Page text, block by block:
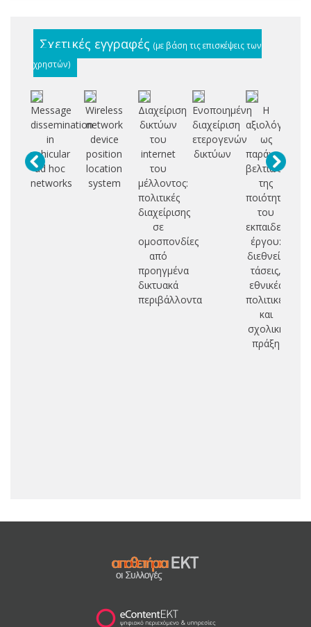
Σχετικές εγγραφές (με βάση τις επισκέψεις των
χρηστών)
Message
dissemination
in
vehicular
ad hoc
networks
Wireless
network
device
position
location
system
Διαχείριση
δικτύων
του
internet
του
μέλλοντος:
πολιτικές
διαχείρισης
σε
ομοσπονδίες
από
προηγμένα
δικτυακά
περιβάλλοντα
Ενοποιημένη
διαχείριση
ετερογενών
δικτύων
Η
αξιολόγηση
ως
παράγοντας
βελτίωσης
της
ποιότητας
του
έργου:
διεθνείς
τάσεις,
εθνικές
πολιτικές
και
σχολική
πράξη